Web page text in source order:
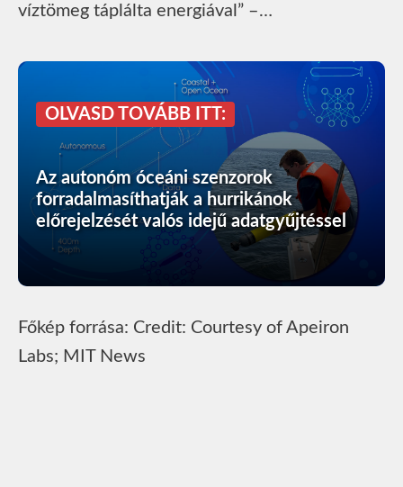
víztömeg táplálta energiával” –…
OLVASD TOVÁBB ITT:
Az autonóm óceáni szenzorok
forradalmasíthatják a hurrikánok
előrejelzését valós idejű adatgyűjtéssel
Főkép forrása: Credit: Courtesy of Apeiron
Labs; MIT News